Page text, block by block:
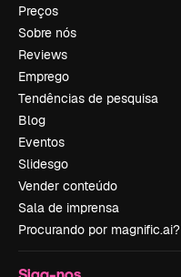
Preços
Sobre nós
Reviews
Emprego
Tendências de pesquisa
Blog
Eventos
Slidesgo
Vender conteúdo
Sala de imprensa
Procurando por magnific.ai?